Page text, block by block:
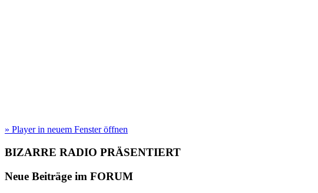
» Player in neuem Fenster öffnen
BIZARRE RADIO PRÄSENTIERT
Neue Beiträge im FORUM